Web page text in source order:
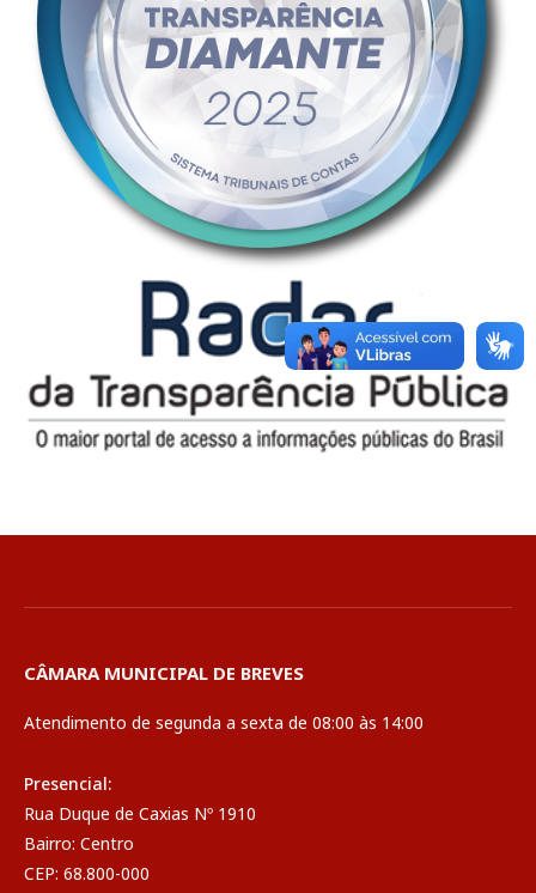
CÂMARA MUNICIPAL DE BREVES
Atendimento de segunda a sexta de 08:00 às 14:00
Presencial:
Rua Duque de Caxias Nº 1910
Bairro: Centro
CEP: 68.800-000